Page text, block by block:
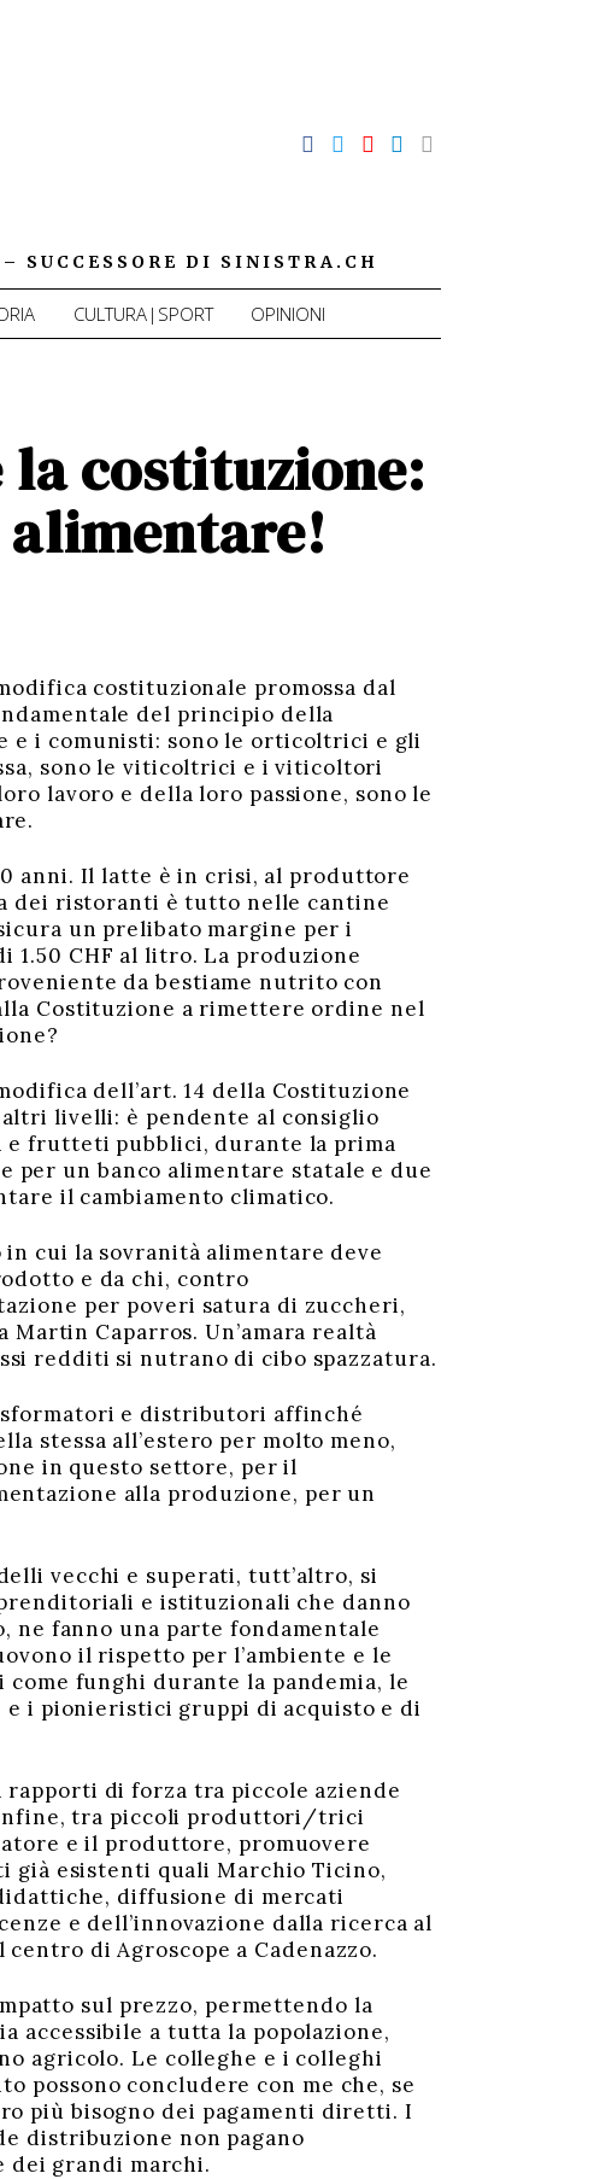
SUCCESSORE DI SINISTRA.CH
CULTURA|SPORT OPINIONI
costituzione:
alimentare!
costituzionale promossa dal
del principio della
e i comunisti: sono le orticoltrici e gli
sono le viticoltrici e i viticoltori
lavoro e della loro passione, sono le
anni. Il latte è in crisi, al produttore
dei ristoranti è tutto nelle cantine
un prelibato margine per i
1.50 CHF al litro. La produzione
da bestiame nutrito con
Costituzione a rimettere ordine nel
dell’art. 14 della Costituzione
livelli: è pendente al consiglio
e frutteti pubblici, durante la prima
per un banco alimentare statale e due
il cambiamento climatico.
cui la sovranità alimentare deve
e da chi, contro
per poveri satura di zuccheri,
Martin Caparros. Un’amara realtà
redditi si nutrano di cibo spazzatura.
e distributori affinché
stessa all’estero per molto meno,
in questo settore, per il
alla produzione, per un
vecchi e superati, tutt’altro, si
e istituzionali che danno
ne fanno una parte fondamentale
il rispetto per l’ambiente e le
funghi durante la pandemia, le
i pionieristici gruppi di acquisto e di
di forza tra piccole aziende
tra piccoli produttori/trici
e il produttore, promuovere
già esistenti quali Marchio Ticino,
diffusione di mercati
e dell’innovazione dalla ricerca al
di Agroscope a Cadenazzo.
sul prezzo, permettendo la
accessibile a tutta la popolazione,
agricolo. Le colleghe e i colleghi
possono concludere con me che, se
più bisogno dei pagamenti diretti. I
distribuzione non pagano
dei grandi marchi.